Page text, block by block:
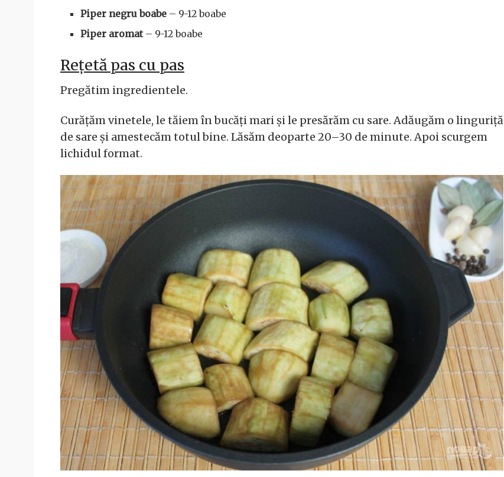
Piper negru boabe – 9-12 boabe
Piper aromat– 9-12 boabe
Rețetă pas cu pas
Pregătim ingredientele.
Curățăm vinetele, le tăiem în bucăți mari și le presărăm cu sare. Adăugăm o linguriță
de sare și amestecăm totul bine. Lăsăm deoparte 20–30 de minute. Apoi scurgem
lichidul format.